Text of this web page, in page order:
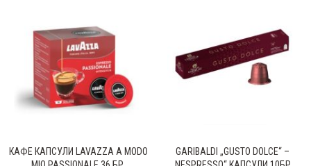
КАФЕ КАПСУЛИ LAVAZZA A MODO
GARIBALDI „GUSTO DOLCE“ –